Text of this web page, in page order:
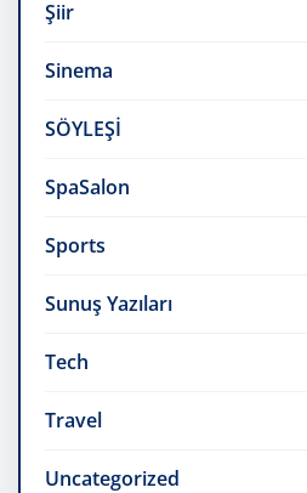
Şiir
Sinema
SÖYLEŞİ
SpaSalon
Sports
Sunuş Yazıları
Tech
Travel
Uncategorized